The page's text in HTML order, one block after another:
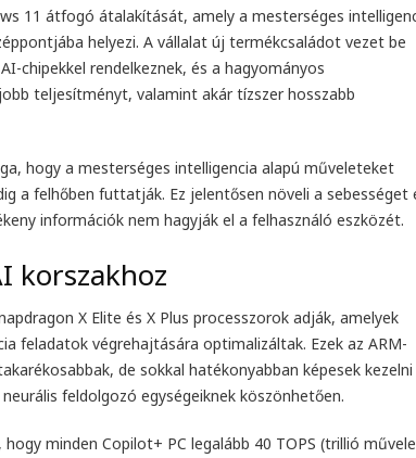
11 átfogó átalakítását, amely a mesterséges
helyezi. A vállalat új termékcsaládot vezet be
chipekkel rendelkeznek, és a hagyományos
teljesítményt, valamint akár tízszer hosszabb
hogy a mesterséges intelligencia alapú műveleteket
a felhőben futtatják. Ez jelentősen növeli a sebességet
információk nem hagyják el a felhasználó eszközét.
korszakhoz
X Elite és X Plus processzorok adják, amelyek
feladatok végrehajtására optimalizáltak. Ezek az ARM-
de sokkal hatékonyabban képesek kezelni
feldolgozó egységeiknek köszönhetően.
minden Copilot+ PC legalább 40 TOPS (trillió